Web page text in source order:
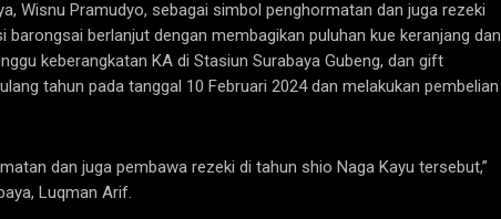
Wisnu Pramudyo, sebagai simbol penghormatan dan juga rezeki
barongsai berlanjut dengan membagikan puluhan kue keranjang dan
keberangkatan KA di Stasiun Surabaya Gubeng, dan gift
tahun pada tanggal 10 Februari 2024 dan melakukan pembelian
dan juga pembawa rezeki di tahun shio Naga Kayu tersebut,”
Luqman Arif.